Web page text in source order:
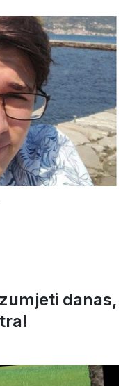
danas,